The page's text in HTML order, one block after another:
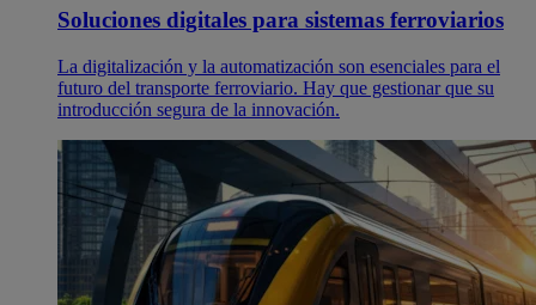
Soluciones digitales para sistemas ferroviarios
La digitalización y la automatización son esenciales para el
futuro del transporte ferroviario. Hay que gestionar que su
introducción segura de la innovación.